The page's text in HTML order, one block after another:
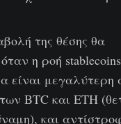
της θέσης θα
η ροή
είναι μεγαλύτερη
BTC και ETH
και